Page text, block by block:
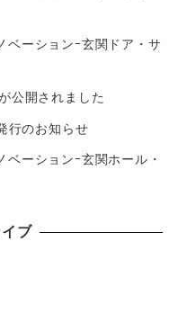
ーションｰ玄関ドア・サ
公開されました
行のお知らせ
ーションｰ玄関ホール・
ブ